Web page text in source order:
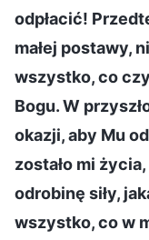
odpłacić!
małej postawy,
wszystko, co
Bogu. W
okazji, aby Mu
zostało mi
odrobinę siły,
wszystko, co w